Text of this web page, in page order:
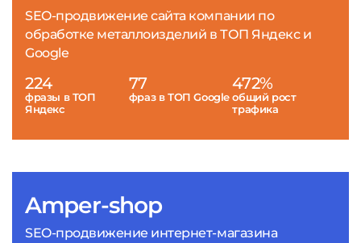
Amper-shop
SEO-продвижение интернет-магазина
SEO-продвижение сайта компании по
обработке металлоизделий в ТОП Яндекс и
Google
224
фразы в ТОП
Яндекс
77
фраз в ТОП Google
472%
общий рост
трафика